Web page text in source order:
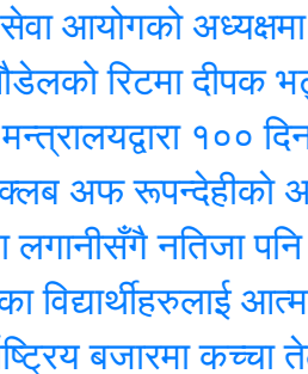
अध्यक्षमा
रिटमा दीपक
१०० दिनको
रूपन्देहीकाे
नतिजा पनि
बजारमा कच्चा